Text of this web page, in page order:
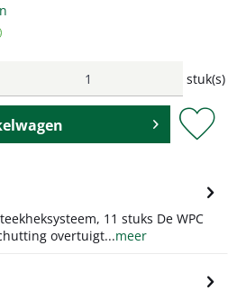
stuk(s)
11 stuks De WPC
overtuigt...meer